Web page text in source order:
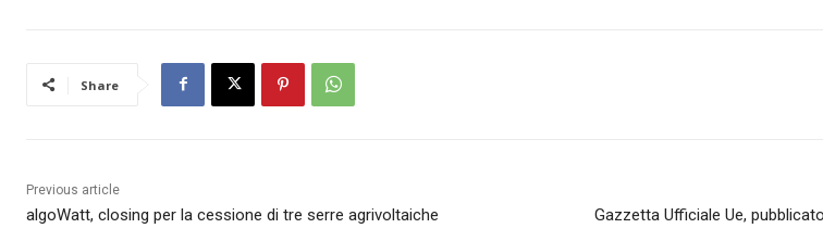
Share
Previous article
algoWatt, closing per la cessione di tre serre agrivoltaiche
Gazzetta Ufficiale Ue,